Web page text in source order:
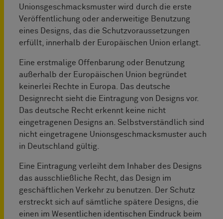
Unionsgeschmacksmuster wird durch die erste
Veröffentlichung oder anderweitige Benutzung
eines Designs, das die Schutzvoraussetzungen
erfüllt, innerhalb der Europäischen Union erlangt.
Eine erstmalige Offenbarung oder Benutzung
außerhalb der Europäischen Union begründet
keinerlei Rechte in Europa. Das deutsche
Designrecht sieht die Eintragung von Designs vor.
Das deutsche Recht erkennt keine nicht
eingetragenen Designs an. Selbstverständlich sind
nicht eingetragene Unionsgeschmacksmuster auch
in Deutschland gültig.
Eine Eintragung verleiht dem Inhaber des Designs
das ausschließliche Recht, das Design im
geschäftlichen Verkehr zu benutzen. Der Schutz
erstreckt sich auf sämtliche spätere Designs, die
einen im Wesentlichen identischen Eindruck beim